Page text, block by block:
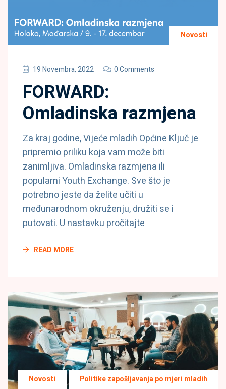
Novosti
19 Novembra, 2022 0 Comments
FORWARD:
Omladinska razmjena
Za kraj godine, Vijeće mladih Općine Ključ je
pripremio priliku koja vam može biti
zanimljiva. Omladinska razmjena ili
popularni Youth Exchange. Sve što je
potrebno jeste da želite učiti u
međunarodnom okruženju, družiti se i
putovati. U nastavku pročitajte
READ MORE
Novosti Politike zapošljavanja po mjeri mladih